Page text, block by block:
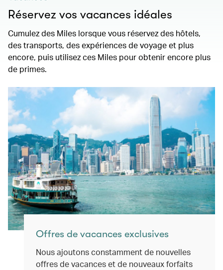
Réservez vos vacances idéales
Cumulez des Miles lorsque vous réservez des hôtels,
des transports, des expériences de voyage et plus
encore, puis utilisez ces Miles pour obtenir encore plus
de primes.
Offres de vacances exclusives
Nous ajoutons constamment de nouvelles
offres de vacances et de nouveaux forfaits